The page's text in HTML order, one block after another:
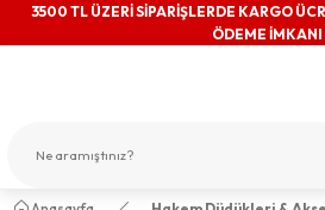
3500 TL ÜZERİ SİPARİŞLERDE KARGO
ÖDEME İMKANI